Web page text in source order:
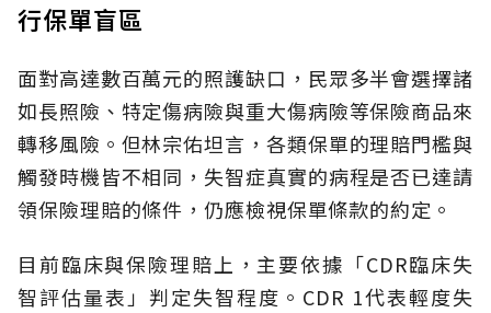
行保單盲區
面對高達數百萬元的照護缺口，民眾多半會選擇諸
如長照險、特定傷病險與重大傷病險等保險商品來
轉移風險。但林宗佑坦言，各類保單的理賠門檻與
觸發時機皆不相同，失智症真實的病程是否已達請
領保險理賠的條件，仍應檢視保單條款的約定。
目前臨床與保險理賠上，主要依據「CDR臨床失
智評估量表」判定失智程度。CDR 1代表輕度失